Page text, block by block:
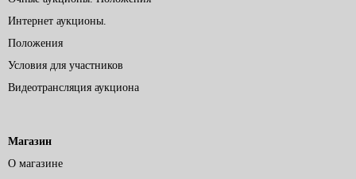
Интернет аукционы.
Положения
Условия для участников
Видеотрансляция аукциона
Магазин
О магазине